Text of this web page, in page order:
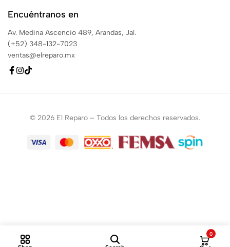
Encuéntranos en
Av. Medina Ascencio 489, Arandas, Jal.
(+52) 348-132-7023
ventas@elreparo.mx
© 2026 El Reparo – Todos los derechos reservados.
0